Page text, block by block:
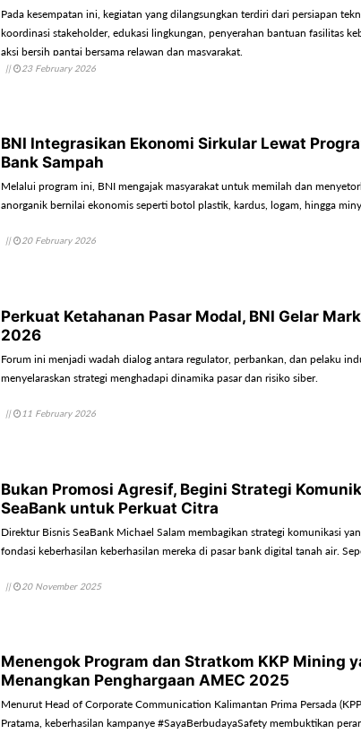
Pada kesempatan ini, kegiatan yang dilangsungkan terdiri dari persiapan
koordinasi stakeholder, edukasi lingkungan, penyerahan bantuan fasilitas
aksi bersih pantai bersama relawan dan masyarakat.
|| 23 February 2026
BNI Integrasikan Ekonomi Sirkular Lewat
Bank Sampah
Melalui program ini, BNI mengajak masyarakat untuk memilah dan
anorganik bernilai ekonomis seperti botol plastik, kardus, logam, hingga
|| 20 February 2026
Perkuat Ketahanan Pasar Modal, BNI Gelar
2026
Forum ini menjadi wadah dialog antara regulator, perbankan, dan pelaku
menyelaraskan strategi menghadapi dinamika pasar dan risiko siber.
|| 11 February 2026
Bukan Promosi Agresif, Begini Strategi
SeaBank untuk Perkuat Citra
Direktur Bisnis SeaBank Michael Salam membagikan strategi komunikasi
fondasi keberhasilan keberhasilan mereka di pasar bank digital tanah air.
|| 20 November 2025
Menengok Program dan Stratkom KKP Mining
Menangkan Penghargaan AMEC 2025
Menurut Head of Corporate Communication Kalimantan Prima Persada
Pratama, keberhasilan kampanye #SayaBerbudayaSafety membuktikan